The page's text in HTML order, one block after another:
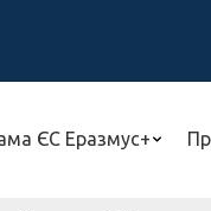
ЄС Еразмус+